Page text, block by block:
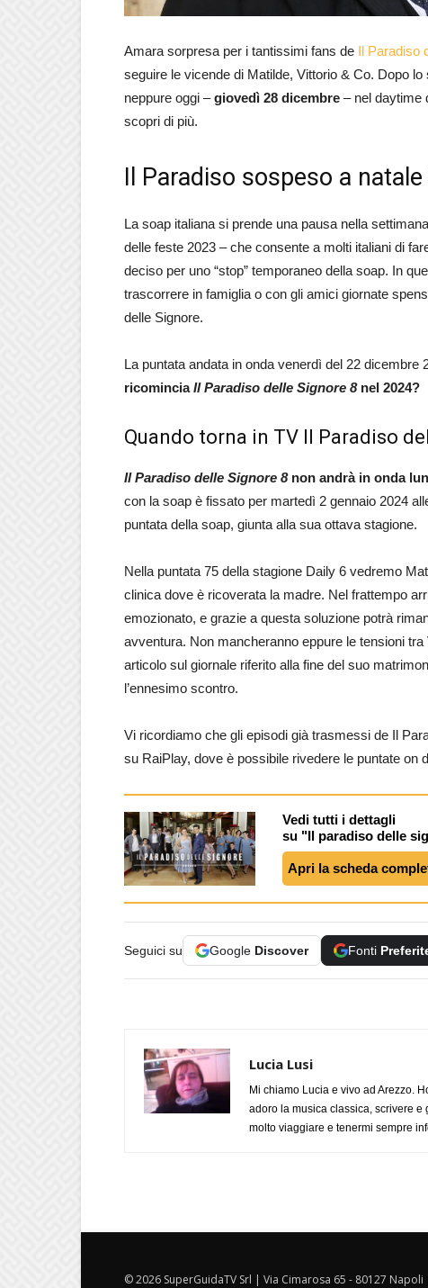
Amara sorpresa per i tantissimi fans de Il Paradiso
seguire le vicende di Matilde, Vittorio & Co. Dopo
neppure oggi –giovedì 28 dicembre – nel daytime
scopri di più.
Il Paradiso sospeso a
La soap italiana si prende una pausa nella
delle feste 2023 – che consente a molti italiani di
deciso per uno “stop” temporaneo della soap. In
trascorrere in famiglia o con gli amici giornate
delle Signore.
La puntata andata in onda venerdì del 22 dicembre
ricominciaIl Paradiso delle Signore 8nel 2024?
Quando torna in TV Il Paradiso
Il Paradiso delle Signore 8non andrà in onda
con la soap è fissato per martedì 2 gennaio 2024
puntata della soap, giunta alla sua ottava stagione.
Nella puntata 75 della stagione Daily 6 vedremo
clinica dove è ricoverata la madre. Nel frattempo
emozionato, e grazie a questa soluzione potrà
avventura. Non mancheranno eppure le tensioni
articolo sul giornale riferito alla fine del suo
l’ennesimo scontro.
Vi ricordiamo che gli episodi già trasmessi de Il
su RaiPlay, dove è possibile rivedere le puntate on
Vedi tutti i dettagli
su "Il paradiso delle
Apri la scheda
Seguici su Google Discover Fonti
Lucia Lusi
Mi chiamo Lucia e vivo ad Arezzo.
adoro la musica classica, scrivere e
molto viaggiare e tenermi sempre
© 2026 SuperGuidaTV Srl | Via Cimarosa 65 - 80127 Napoli